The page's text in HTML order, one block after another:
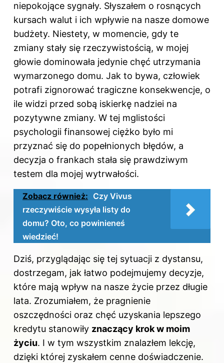
niepokojące sygnały. Słyszałem o rosnących
kursach walut i ich wpływie na nasze domowe
budżety. Niestety, w momencie, gdy te
zmiany stały się rzeczywistością, w mojej
głowie dominowała jedynie chęć utrzymania
wymarzonego domu. Jak to bywa, człowiek
potrafi zignorować tragiczne konsekwencje, o
ile widzi przed sobą iskierkę nadziei na
pozytywne zmiany. W tej mglistości
psychologii finansowej ciężko było mi
przyznać się do popełnionych błędów, a
decyzja o frankach stała się prawdziwym
testem dla mojej wytrwałości.
Zobacz również: Czy Vivus
rzeczywiście wysyła listy do
domu? Oto, co powinieneś
wiedzieć!
Dziś, przyglądając się tej sytuacji z dystansu,
dostrzegam, jak łatwo podejmujemy decyzje,
które mają wpływ na nasze życie przez długie
lata. Zrozumiałem, że pragnienie
oszczędności oraz chęć uzyskania lepszego
kredytu stanowiły znaczący krok w moim
życiu. I w tym wszystkim znalazłem lekcję,
dzięki której zyskałem cenne doświadczenie.